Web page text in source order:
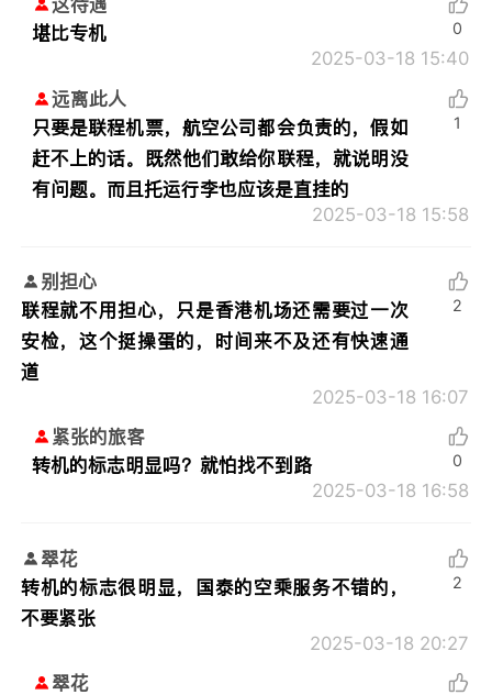
这待遇
堪比专机
2025-03-18 15:40
0
远离此人
只要是联程机票，航空公司都会负责的，假如
赶不上的话。既然他们敢给你联程，就说明没
有问题。而且托运行李也应该是直挂的
2025-03-18 15:58
1
别担心
联程就不用担心，只是香港机场还需要过一次
安检，这个挺操蛋的，时间来不及还有快速通
道
2025-03-18 16:07
2
紧张的旅客
转机的标志明显吗？就怕找不到路
2025-03-18 16:58
0
翠花
转机的标志很明显，国泰的空乘服务不错的，
不要紧张
2025-03-18 20:27
2
翠花